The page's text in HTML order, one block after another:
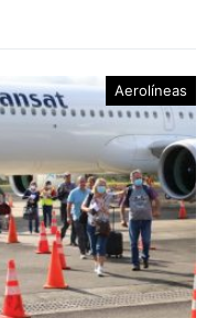
Aerolíneas